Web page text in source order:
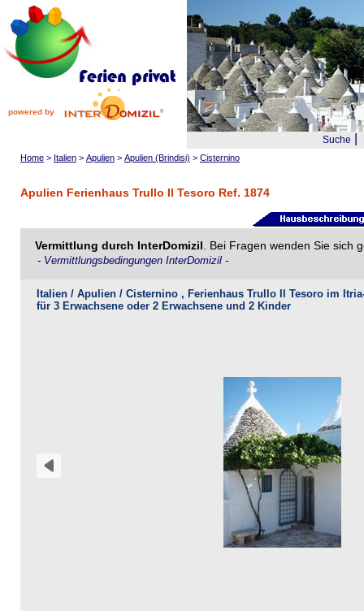
powered by
Suche
Home > Italien > Apulien > Apulien (Brindisi) > Cisternino
Apulien Ferienhaus Trullo Il Tesoro Ref. 1874
Vermittlung durch InterDomizil . Bei Fragen wenden Sie sich
- Vermittlungsbedingungen InterDomizil -
Italien / Apulien / Cisternino , Ferienhaus Trullo Il Tesoro im
für 3 Erwachsene oder 2 Erwachsene und 2 Kinder